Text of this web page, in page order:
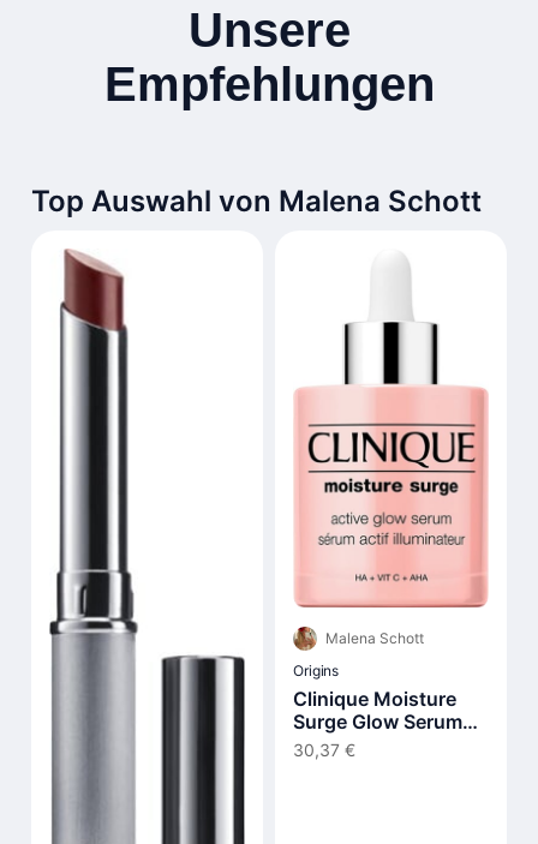
Unsere
Empfehlungen
Top Auswahl von Malena Schott
Malena Schott
Origins
Clinique Moisture
Surge Glow Serum
30 ml
30,37 €